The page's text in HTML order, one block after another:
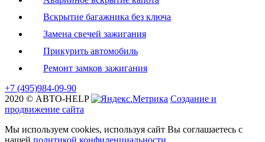
Вскрытие багажника без ключа
Замена свечей зажигания
Прикурить автомобиль
Ремонт замков зажигания
+7 (495)984-09-90
2020 © АВТО-HELP
Создание и
продвижение сайта
Мы используем cookies, используя сайт Вы соглашаетесь с
нашей политикой конфиденциальности